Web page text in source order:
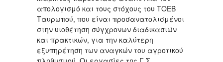
απολογισμό και τους στόχους του ΤΟΕΒ
Ταυρωπού, που είναι προσανατολισμένοι
στην υιοθέτηση σύγχρονων διαδικασιών
και πρακτικών, για την καλύτερη
εξυπηρέτηση των αναγκών του αγροτικού